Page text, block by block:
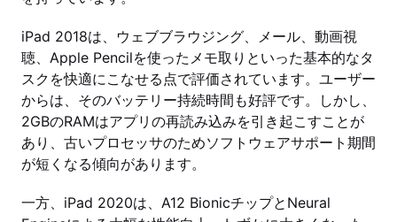
iPad 2018は、ウェブブラウジング、メール、動画視
聴、Apple Pencilを使ったメモ取りといった基本的なタ
スクを快適にこなせる点で評価されています。ユーザー
からは、そのバッテリー持続時間も好評です。しかし、
2GBのRAMはアプリの再読み込みを引き起こすことが
あり、古いプロセッサのためソフトウェアサポート期間
が短くなる傾向があります。
一方、iPad 2020は、A12 BionicチップとNeural